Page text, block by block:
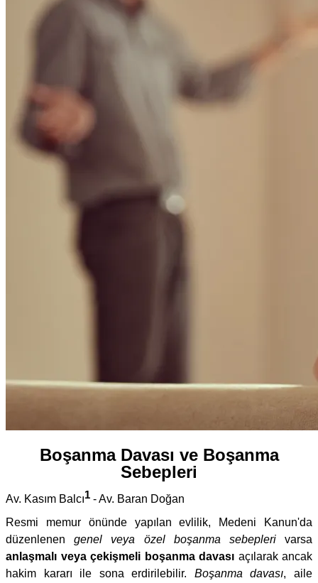
Boşanma Davası ve Boşanma
Sebepleri
Av. Kasım Balcı1 - Av. Baran Doğan
Resmi memur önünde yapılan evlilik, Medeni Kanun'da
düzenlenengenel veya özel boşanma sebeplerivarsa
anlaşmalı veya çekişmeli boşanma davası açılarak ancak
hakim kararı ile sona erdirilebilir. Boşanma davası, aile